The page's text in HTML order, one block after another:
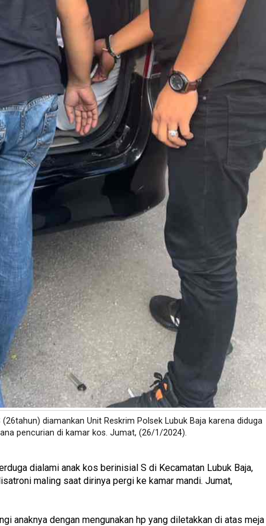
diamankan Unit Reskrim Polsek Lubuk Baja karena diduga
pencurian di kamar kos. Jumat, (26/1/2024).
dialami anak kos berinisial S di Kecamatan Lubuk Baja,
maling saat dirinya pergi ke kamar mandi. Jumat,
anaknya dengan mengunakan hp yang diletakkan di atas meja